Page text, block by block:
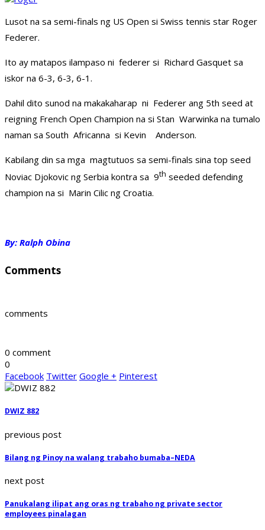
Lusot na sa semi-finals ng US Open si Swiss tennis star Roger
Federer.
Ito ay matapos ilampaso ni federer si Richard Gasquet sa
iskor na 6-3, 6-3, 6-1.
Dahil dito sunod na makakaharap ni Federer ang 5th seed at
reigning French Open Champion na si Stan Warwinka na tumalo
naman sa South Africanna si Kevin Anderson.
Kabilang din sa mga magtutuos sa semi-finals sina top seed
Noviac Djokovic ng Serbia kontra sa 9th seeded defending
champion na si Marin Cilic ng Croatia.
By: Ralph Obina
Comments
comments
0 comment
0
Facebook Twitter Google + Pinterest
DWIZ 882
previous post
Bilang ng Pinoy na walang trabaho bumaba–NEDA
next post
Panukalang ilipat ang oras ng trabaho ng private sector
employees pinalagan